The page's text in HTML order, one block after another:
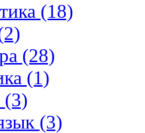
(18)
(28)
(1)
(3)
(3)